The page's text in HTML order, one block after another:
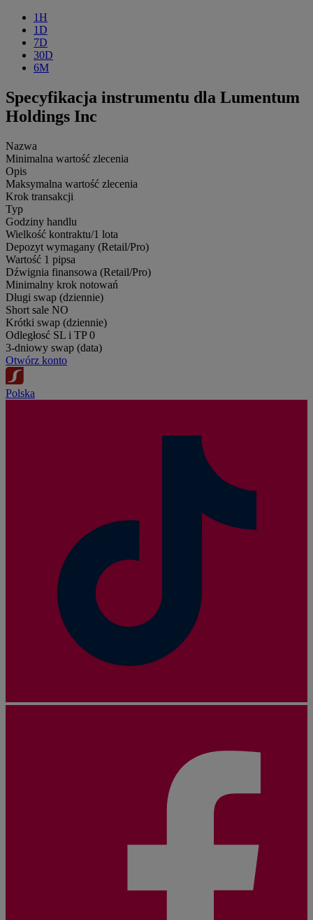
1H
1D
7D
30D
6M
Specyfikacja instrumentu dla Lumentum
Holdings Inc
Nazwa
Minimalna wartość zlecenia
Opis
Maksymalna wartość zlecenia
Krok transakcji
Typ
Godziny handlu
Wielkość kontraktu/1 lota
Depozyt wymagany (Retail/Pro)
Wartość 1 pipsa
Dźwignia finansowa (Retail/Pro)
Minimalny krok notowań
Długi swap (dziennie)
Short sale NO
Krótki swap (dziennie)
Odległosć SL i TP 0
3-dniowy swap (data)
Otwórz konto
Polska